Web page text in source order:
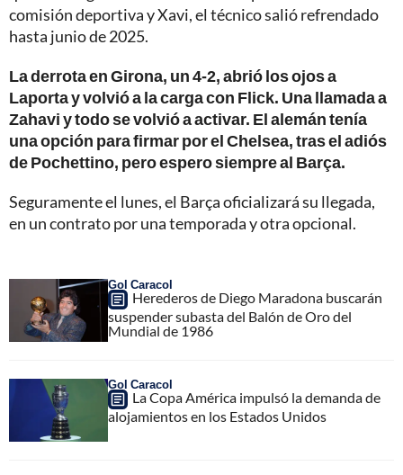
comisión deportiva y Xavi, el técnico salió refrendado
hasta junio de 2025.
La derrota en Girona, un 4-2, abrió los ojos a
Laporta y volvió a la carga con Flick. Una llamada a
Zahavi y todo se volvió a activar. El alemán tenía
una opción para firmar por el Chelsea, tras el adiós
de Pochettino, pero espero siempre al Barça.
Seguramente el lunes, el Barça oficializará su llegada,
en un contrato por una temporada y otra opcional.
Gol Caracol
Herederos de Diego Maradona buscarán
suspender subasta del Balón de Oro del
Mundial de 1986
Gol Caracol
La Copa América impulsó la demanda de
alojamientos en los Estados Unidos